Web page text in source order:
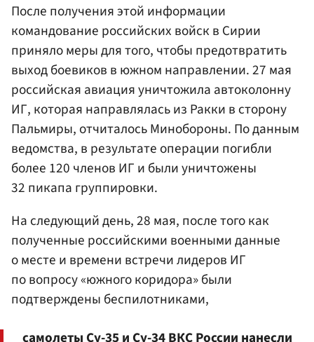
После получения этой информации
командование российских войск в Сирии
приняло меры для того, чтобы предотвратить
выход боевиков в южном направлении. 27 мая
российская авиация уничтожила автоколонну
ИГ, которая направлялась из Ракки в сторону
Пальмиры, отчиталось Минобороны. По данным
ведомства, в результате операции погибли
более 120 членов ИГ и были уничтожены
32 пикапа группировки.
На следующий день, 28 мая, после того как
полученные российскими военными данные
о месте и времени встречи лидеров ИГ
по вопросу «южного коридора» были
подтверждены беспилотниками,
самолеты Су-35 и Су-34 ВКС России нанесли